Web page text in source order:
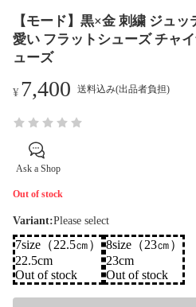
【モード】黒×金 刺繍 ジュ
愛い フラットシューズ チャ
ューズ
¥7,400 送料込み(出品者負担)
Ask a Shop
Out of stock
Variant:Please select
7size（22.5㎝）
22.5cm
Out of stock
8size（23㎝）
23cm
Out of stock